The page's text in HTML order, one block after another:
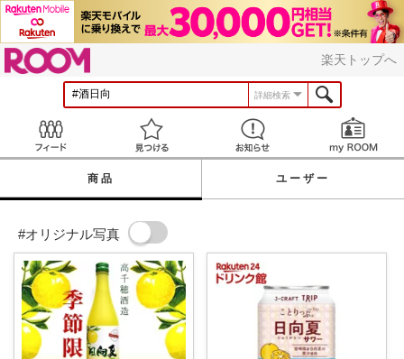
楽天トップへ
詳細検索
見つける お知らせ
商品 ユーザー
#オリジナル写真